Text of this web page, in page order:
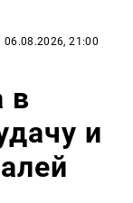
06.08.2026, 21:00
в
и